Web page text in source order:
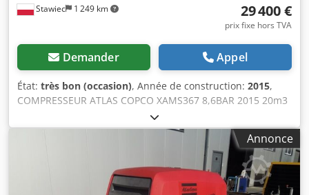
Stawiec 1 249 km 29 400 €
prix fixe hors TVA
Demander Appel
État: très bon (occasion), Année de construction: 2015,
COMPRESSEUR ATLAS COPCO XAMS367 8,6BAR 2015 20m3
Compresseur mobile ATLAS COPCO XAMS367, machine
après entretien complet ! Caractéristiques techniques :
Débit : 20,20 m3/min ; Pression de service : 8,6 bar ; Année
de fabrication : 2015 ; Moteur MERCEDES Heures de
fonctionnement : 4023 h Compresseur parfaitement
fonctionnel, prêt à l'emploi, garanti. Machine en état
Annonce